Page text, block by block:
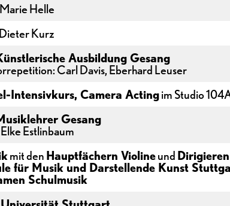
Marie Helle
Kurz
Ausbildung Gesang
Carl Davis, Eberhard Leuser
Intensivkurs, Camera Actingim Studio
Gesang
Estlinbaum
mit den Hauptfächern Violineund Dirigieren
für Musik und Darstellende Kunst
Schulmusik